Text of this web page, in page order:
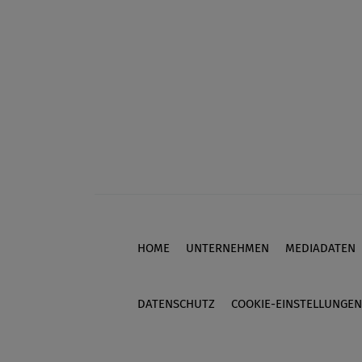
Footer
HOME UNTERNEHMEN MEDIADATEN
DATENSCHUTZ COOKIE-EINSTELLUNGEN